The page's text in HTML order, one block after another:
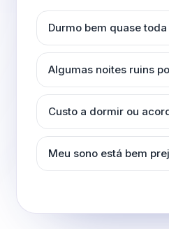
Durmo bem quase
Algumas noites ruins
Custo a dormir ou
Meu sono está bem